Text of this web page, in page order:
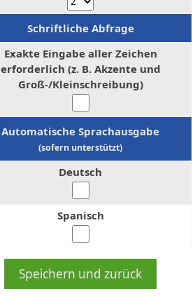
Schriftliche Abfrage
Exakte Eingabe aller Zeichen
erforderlich (z. B. Akzente und
Groß-/Kleinschreibung)
Automatische Sprachausgabe
(sofern unterstützt)
Deutsch
Spanisch